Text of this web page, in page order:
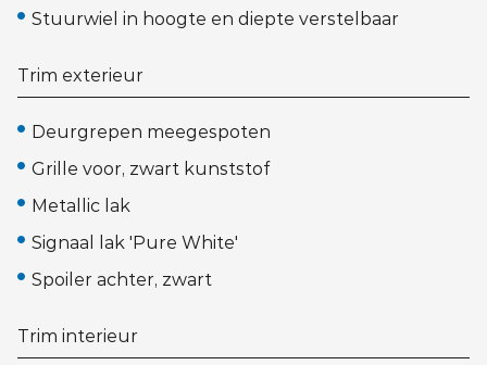
Stuurwiel in hoogte en diepte verstelbaar
Trim exterieur
Deurgrepen meegespoten
Grille voor, zwart kunststof
Metallic lak
Signaal lak 'Pure White'
Spoiler achter, zwart
Trim interieur